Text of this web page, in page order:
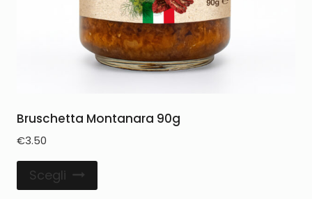
Bruschetta Montanara 90g
€3.50
Scegli